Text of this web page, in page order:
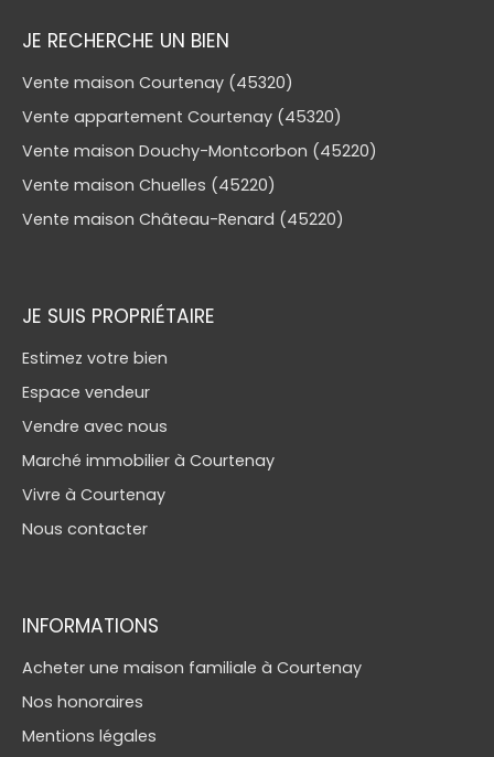
JE RECHERCHE UN BIEN
Vente maison Courtenay (45320)
Vente appartement Courtenay (45320)
Vente maison Douchy-Montcorbon (45220)
Vente maison Chuelles (45220)
Vente maison Château-Renard (45220)
JE SUIS PROPRIÉTAIRE
Estimez votre bien
Espace vendeur
Vendre avec nous
Marché immobilier à Courtenay
Vivre à Courtenay
Nous contacter
INFORMATIONS
Acheter une maison familiale à Courtenay
Nos honoraires
Mentions légales